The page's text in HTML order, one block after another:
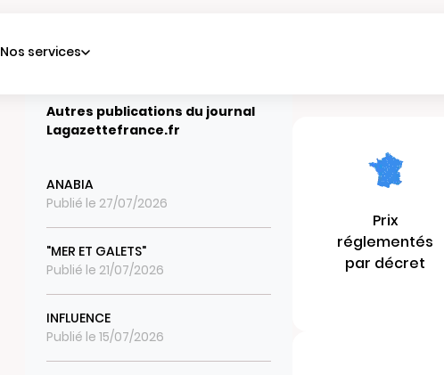
Nos services
Autres publications du journal
Lagazettefrance.fr
ANABIA
Publié le 27/07/2026
"MER ET GALETS"
Publié le 21/07/2026
INFLUENCE
Publié le 15/07/2026
Prix
réglementés
par décret